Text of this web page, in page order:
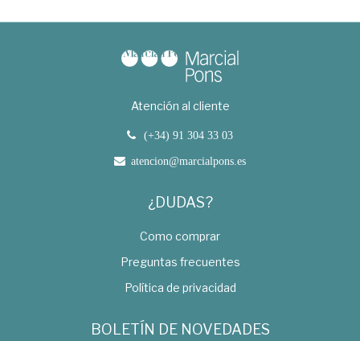
Atención al cliente
(+34) 91 304 33 03
atencion@marcialpons.es
¿DUDAS?
Como comprar
Preguntas frecuentes
Política de privacidad
BOLETÍN DE NOVEDADES